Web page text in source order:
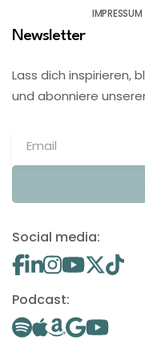
IMPRESSUM
Newsletter
Lass dich inspirieren,
und abonniere
Social media:
Podcast: